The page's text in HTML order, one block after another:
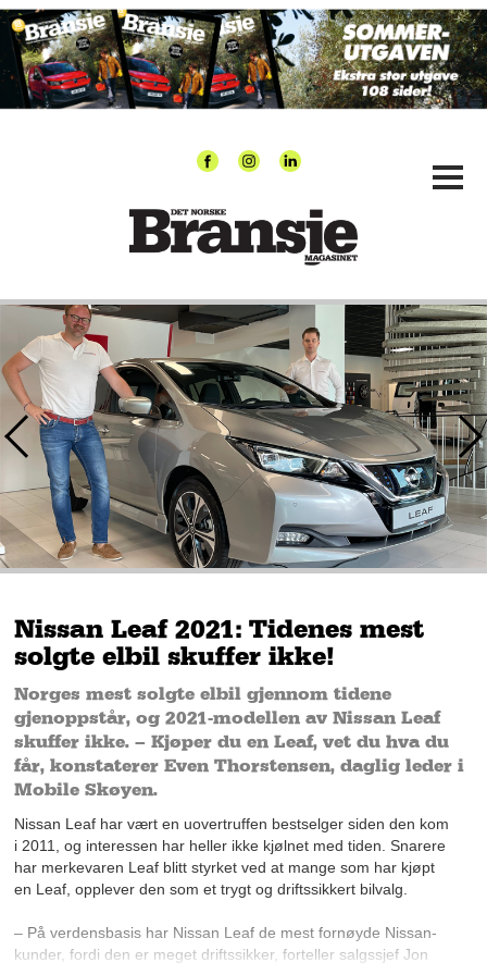
Nissan Leaf 2021: Tidenes mest
solgte elbil skuffer ikke!
Norges mest solgte elbil gjennom tidene
gjenoppstår, og 2021-modellen av Nissan Leaf
skuffer ikke. – Kjøper du en Leaf, vet du hva du
får, konstaterer Even Thorstensen, daglig leder i
Mobile Skøyen.
Nissan Leaf har vært en uovertruffen bestselger siden den kom
i 2011, og interessen har heller ikke kjølnet med tiden. Snarere
har merkevaren Leaf blitt styrket ved at mange som har kjøpt
en Leaf, opplever den som et trygt og driftssikkert bilvalg.
– På verdensbasis har Nissan Leaf de mest fornøyde Nissan-
kunder, fordi den er meget driftssikker, forteller salgssjef Jon